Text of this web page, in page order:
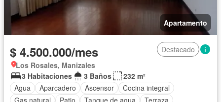
Apartamento
$ 4.500.000/mes
Destacado
Los Rosales, Manizales
3 Habitaciones
3 Baños
232 m²
Agua
Aparcadero Ascensor
Cocina integral
Gas natural
Patio Tanque de agua
Terraza